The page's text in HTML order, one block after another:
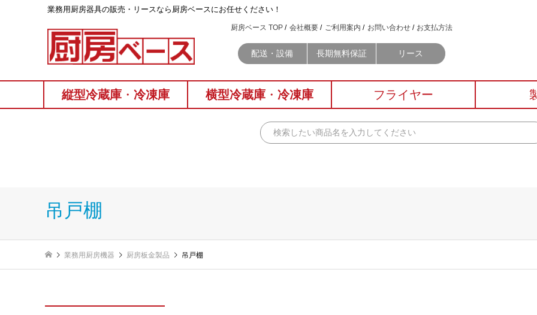
業務⽤厨房器具の販売・リースなら厨房ベースにお任せください！
厨房ベース TOP 会社概要 ご利用案内 お問い合わせ お支払方法
配送・設備 長期無料保証 リース
縦型冷蔵庫 ・ 冷凍庫 横型冷蔵庫 ・ 冷凍庫 フライヤー
吊戸棚
業務用厨房機器 厨房板金製品 吊戸棚